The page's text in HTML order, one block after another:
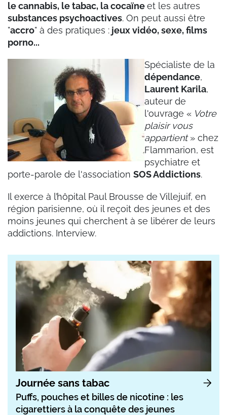
le cannabis, le tabac, la cocaïneet les autres
substances psychoactives. On peut aussi être
"accro" à des pratiques : jeux vidéo,sexe, films
porno...
Spécialiste de la
dépendance,
Laurent Karila,
auteur de
l'ouvrage « Votre
plaisir vous
appartient» chez
Flammarion, est
psychiatre et
porte-parole de l'association SOS Addictions.
Il exerce à l’hôpital Paul Brousse de Villejuif, en
région parisienne, où il reçoit des jeunes et des
moins jeunes qui cherchent à se libérer de leurs
addictions. Interview.
Journée sans tabac
Puffs, pouches et billes de nicotine : les
cigarettiers à la conquête des jeunes